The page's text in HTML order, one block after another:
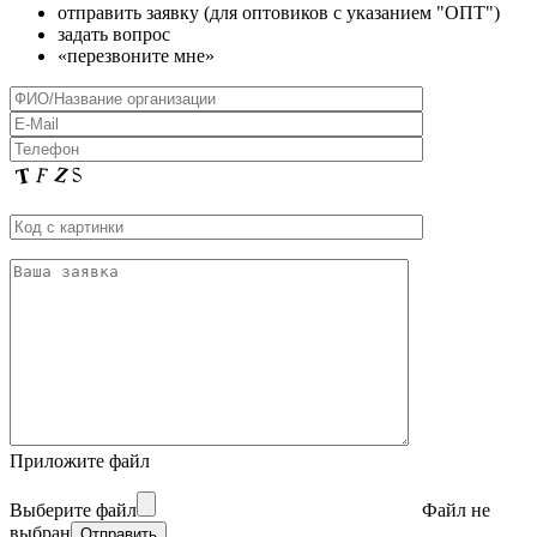
отправить заявку (для оптовиков с указанием "ОПТ")
задать вопрос
«перезвоните мне»
Приложите файл
Выберите файл
Файл не
выбран